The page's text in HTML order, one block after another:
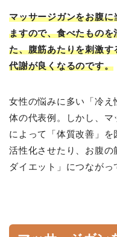
マッサージガンをお腹
ますので、食べたもの
た、腹筋あたりを刺激
代謝が良くなるのです。
女性の悩みに多い「冷
体の代表例。しかし、マ
によって「体質改善」
活性化させたり、お腹
ダイエット」につながっ